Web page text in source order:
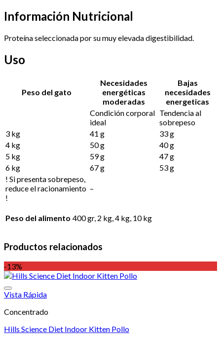
Información Nutricional
Proteína seleccionada por su muy elevada digestibilidad.
Uso
Peso del gato
Necesidades
energéticas
moderadas
Bajas
necesidades
energeticas
Condición corporal
ideal
Tendencia al
sobrepeso
3 kg
41 g
33 g
4 kg
50 g
40 g
5 kg
59 g
47 g
6 kg
67 g
53 g
! Si presenta sobrepeso,
reduce el racionamiento
!
–
Peso del alimento 400 gr, 2 kg, 4 kg, 10 kg
Productos relacionados
-13%
Vista Rápida
Concentrado
Hills Science Diet Indoor Kitten Pollo